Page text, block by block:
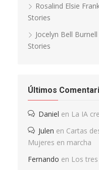
Rosalind Elsie
Stories
Jocelyn Bell
Stories
Últimos
Daniel en La IA
Julen en Cartas
Mujeres en marcha
Fernando en Los